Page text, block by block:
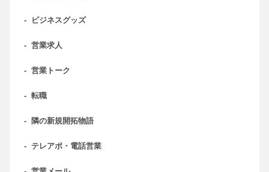
- ビジネスグッズ
- 営業求人
- 営業トーク
- 転職
- 隣の新規開拓物語
- テレアポ・電話営業